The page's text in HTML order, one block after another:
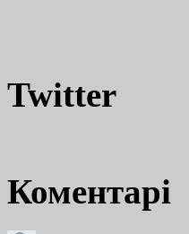
Twitter
Коментарі